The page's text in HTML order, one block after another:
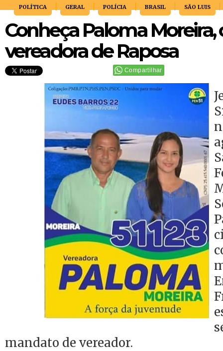
POLÍTICA GERAL POLÍCIA BRASIL SÃO LUIS
Conheça Paloma
vereadora de Raposa
Compartilhar
mandato de vereador.